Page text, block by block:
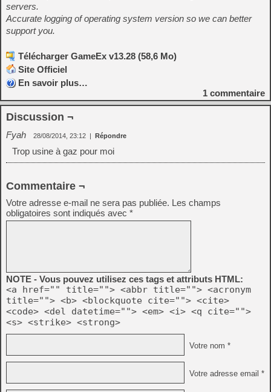
servers.
Accurate logging of operating system version so we can better
support you.
Télécharger GameEx v13.28 (58,6 Mo)
Site Officiel
En savoir plus…
1 commentaire
Discussion ¬
Fyah 28/08/2014, 23:12 | Répondre
Trop usine à gaz pour moi
Commentaire ¬
Votre adresse e-mail ne sera pas publiée. Les champs
obligatoires sont indiqués avec *
NOTE - Vous pouvez utilisez ces tags et attributs HTML:
<a href="" title=""> <abbr title=""> <acronym
title=""> <b> <blockquote cite=""> <cite>
<code> <del datetime=""> <em> <i> <q cite="">
<s> <strike> <strong>
Votre nom *
Votre adresse email *